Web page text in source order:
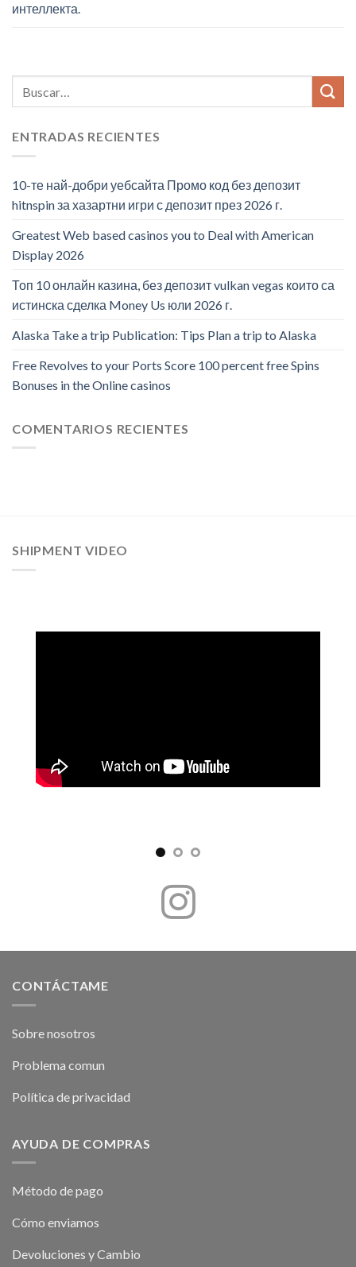
интеллекта.
ENTRADAS RECIENTES
10-те най-добри уебсайта Промо код без депозит
hitnspin за хазартни игри с депозит през 2026 г.
Greatest Web based casinos you to Deal with American
Display 2026
Топ 10 онлайн казина, без депозит vulkan vegas които са
истинска сделка Money Us юли 2026 г.
Alaska Take a trip Publication: Tips Plan a trip to Alaska
Free Revolves to your Ports Score 100 percent free Spins
Bonuses in the Online casinos
COMENTARIOS RECIENTES
SHIPMENT VIDEO
CONTÁCTAME
Sobre nosotros
Problema comun
Política de privacidad
AYUDA DE COMPRAS
Método de pago
Cómo enviamos
Devoluciones y Cambio